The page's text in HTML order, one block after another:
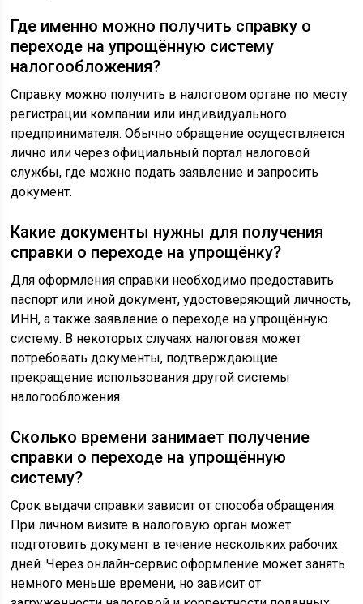
Где именно можно получить справку о
переходе на упрощённую систему
налогообложения?
Справку можно получить в налоговом органе по месту
регистрации компании или индивидуального
предпринимателя. Обычно обращение осуществляется
лично или через официальный портал налоговой
службы, где можно подать заявление и запросить
документ.
Какие документы нужны для получения
справки о переходе на упрощёнку?
Для оформления справки необходимо предоставить
паспорт или иной документ, удостоверяющий личность,
ИНН, а также заявление о переходе на упрощённую
систему. В некоторых случаях налоговая может
потребовать документы, подтверждающие
прекращение использования другой системы
налогообложения.
Сколько времени занимает получение
справки о переходе на упрощённую
систему?
Срок выдачи справки зависит от способа обращения.
При личном визите в налоговую орган может
подготовить документ в течение нескольких рабочих
дней. Через онлайн-сервис оформление может занять
немного меньше времени, но зависит от